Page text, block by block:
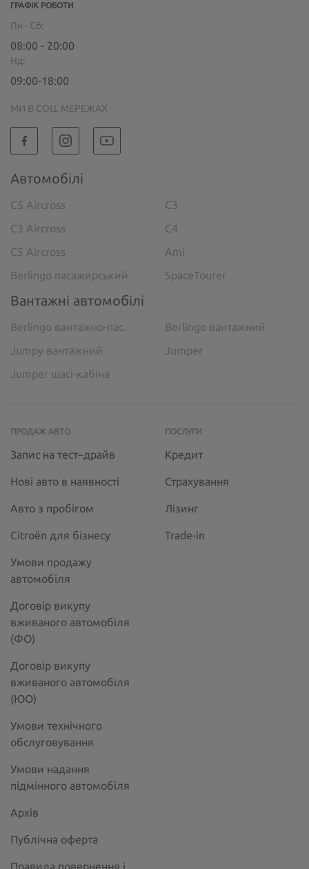
ГРАФІК РОБОТИ
Пн - Сб:
08:00 - 20:00
Нд:
09:00-18:00
МИ В СОЦ. МЕРЕЖАХ
Автомобілі
C5 Aircross
C3
C3 Aircross
C4
C5 Aircross
Ami
Berlingo пасажирський
SpaceTourer
Вантажні автомобілі
Berlingo вантажно-пас.
Berlingo вантажний
Jumpy вантажний
Jumper
Jumper шасі-кабіна
ПРОДАЖ АВТО
Запис на тест–драйв
Нові авто в наявності
Авто з пробігом
Citroёn для бізнесу
Умови продажу
автомобіля
Договір викупу
вживаного автомобіля
(ФО)
Договір викупу
вживаного автомобіля
(ЮО)
Умови технічного
обслуговування
Умови надання
підмінного автомобіля
Архів
Публічна оферта
Правила повернення і
ПОСЛУГИ
Кредит
Страхування
Лізинг
Trade-in